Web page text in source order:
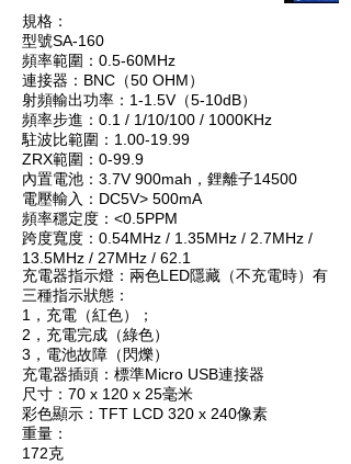
規格：
型號SA-160
頻率範圍：0.5-60MHz
連接器：BNC（50 OHM）
射頻輸出功率：1-1.5V（5-10dB）
頻率步進：0.1 / 1/10/100 / 1000KHz
駐波比範圍：1.00-19.99
ZRX範圍：0-99.9
內置電池：3.7V 900mah，鋰離子14500
電壓輸入：DC5V> 500mA
頻率穩定度：<0.5PPM
跨度寬度：0.54MHz / 1.35MHz / 2.7MHz /
13.5MHz / 27MHz / 62.1
充電器指示燈：兩色LED隱藏（不充電時）有
三種指示狀態：
1，充電（紅色）；
2，充電完成（綠色）
3，電池故障（閃爍）
充電器插頭：標準Micro USB連接器
尺寸：70 x 120 x 25毫米
彩色顯示：TFT LCD 320 x 240像素
重量：
172克